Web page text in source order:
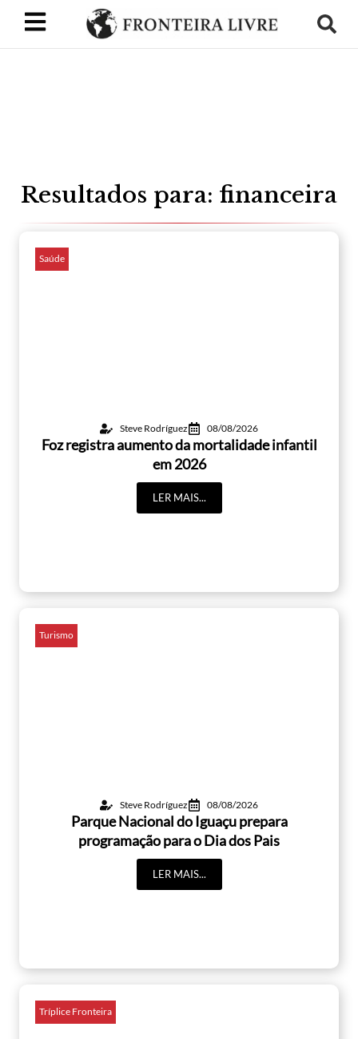
Resultados para: financeira
Saúde
Steve Rodríguez 08/08/2026
Foz registra aumento da mortalidade infantil
em 2026
LER MAIS...
Turismo
Steve Rodríguez 08/08/2026
Parque Nacional do Iguaçu prepara
programação para o Dia dos Pais
LER MAIS...
Tríplice Fronteira